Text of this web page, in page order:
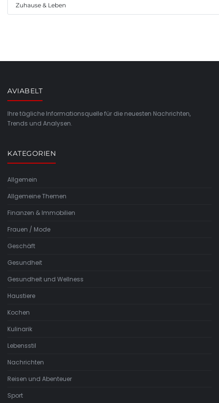
Zuhause & Leben
AVIABELT
Ihre tägliche Informationsquelle für die neuesten Nachrichten,
Trends und Analysen.
KATEGORIEN
Allgemein
Allgemeine Themen
Finanzen & Immobilien
Frauen / Mode
Geschäft
Gesundheit
Gesundheit und Wellness
Haustiere
Kochen
Kulinarik
Lebensstil
Nachrichten
Reisen und Abenteuer
Sport